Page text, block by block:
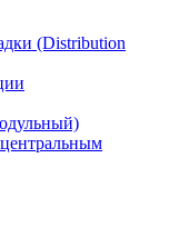
(Distribution